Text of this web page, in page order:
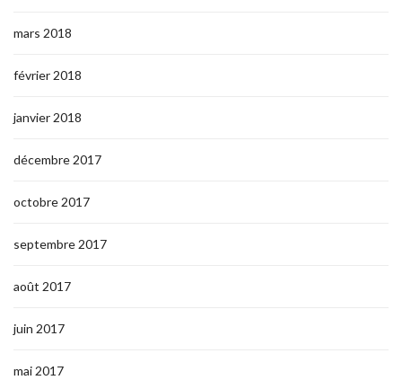
mars 2018
février 2018
janvier 2018
décembre 2017
octobre 2017
septembre 2017
août 2017
juin 2017
mai 2017